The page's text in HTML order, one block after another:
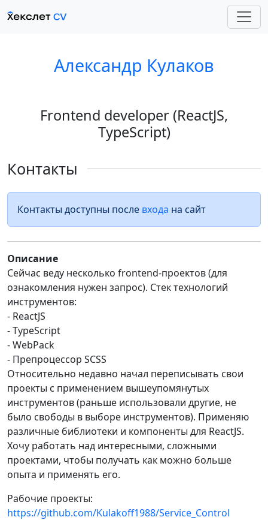
Александр Кулаков
Frontend developer (ReactJS,
TypeScript)
Контакты
Контакты доступны после входа на сайт
Описание
Сейчас веду несколько frontend-проектов (для
ознакомления нужен запрос). Стек технологий
инструментов:
- ReactJS
- TypeScript
- WebPack
- Препроцессор SCSS
Относительно недавно начал переписывать свои
проекты с применением вышеупомянутых
инструментов (раньше использовали другие, не
было свободы в выборе инструментов). Применяю
различные библиотеки и компоненты для ReactJS.
Хочу работать над интересными, сложными
проектами, чтобы получать как можно больше
опыта и применять его.
Рабочие проекты:
https://github.com/Kulakoff1988/Service_Control